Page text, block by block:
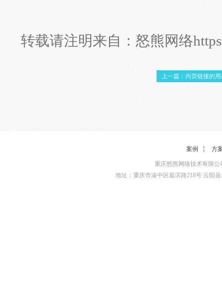
转载请注明来自： 怒熊网络
上一篇：内页链接的用
案例 方
重庆怒熊网络技术有限
地址：重庆市渝中区嘉滨路218号 云阳